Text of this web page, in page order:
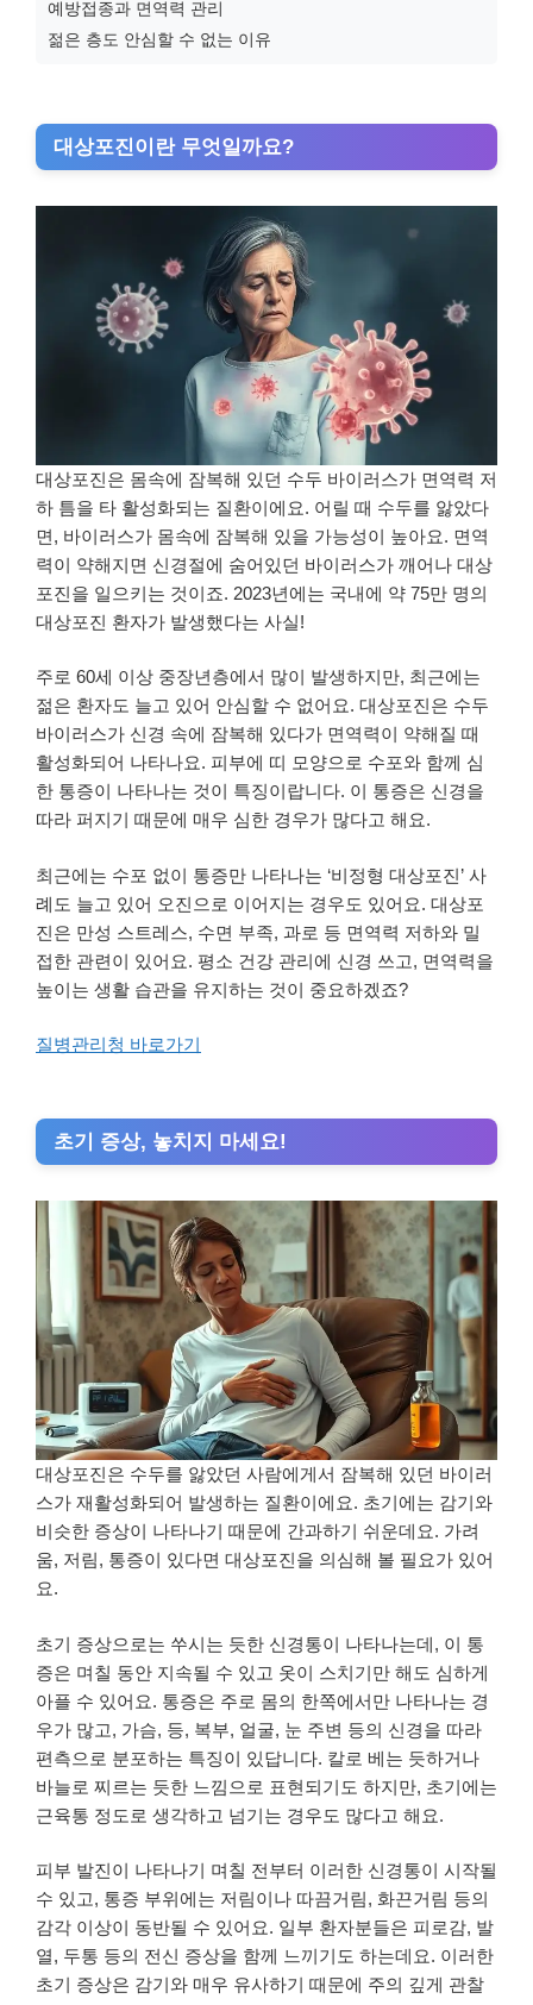
예방접종과 면역력 관리
젊은 층도 안심할 수 없는 이유
대상포진이란 무엇일까요?
대상포진은 몸속에 잠복해 있던 수두 바이러스가 면역력 저
하 틈을 타 활성화되는 질환이에요. 어릴 때 수두를 앓았다
면, 바이러스가 몸속에 잠복해 있을 가능성이 높아요. 면역
력이 약해지면 신경절에 숨어있던 바이러스가 깨어나 대상
포진을 일으키는 것이죠. 2023년에는 국내에 약 75만 명의
대상포진 환자가 발생했다는 사실!
주로 60세 이상 중장년층에서 많이 발생하지만, 최근에는
젊은 환자도 늘고 있어 안심할 수 없어요. 대상포진은 수두
바이러스가 신경 속에 잠복해 있다가 면역력이 약해질 때
활성화되어 나타나요. 피부에 띠 모양으로 수포와 함께 심
한 통증이 나타나는 것이 특징이랍니다. 이 통증은 신경을
따라 퍼지기 때문에 매우 심한 경우가 많다고 해요.
최근에는 수포 없이 통증만 나타나는 ‘비정형 대상포진’ 사
례도 늘고 있어 오진으로 이어지는 경우도 있어요. 대상포
진은 만성 스트레스, 수면 부족, 과로 등 면역력 저하와 밀
접한 관련이 있어요. 평소 건강 관리에 신경 쓰고, 면역력을
높이는 생활 습관을 유지하는 것이 중요하겠죠?
질병관리청 바로가기
초기 증상, 놓치지 마세요!
대상포진은 수두를 앓았던 사람에게서 잠복해 있던 바이러
스가 재활성화되어 발생하는 질환이에요. 초기에는 감기와
비슷한 증상이 나타나기 때문에 간과하기 쉬운데요. 가려
움, 저림, 통증이 있다면 대상포진을 의심해 볼 필요가 있어
요.
초기 증상으로는 쑤시는 듯한 신경통이 나타나는데, 이 통
증은 며칠 동안 지속될 수 있고 옷이 스치기만 해도 심하게
아플 수 있어요. 통증은 주로 몸의 한쪽에서만 나타나는 경
우가 많고, 가슴, 등, 복부, 얼굴, 눈 주변 등의 신경을 따라
편측으로 분포하는 특징이 있답니다. 칼로 베는 듯하거나
바늘로 찌르는 듯한 느낌으로 표현되기도 하지만, 초기에는
근육통 정도로 생각하고 넘기는 경우도 많다고 해요.
피부 발진이 나타나기 며칠 전부터 이러한 신경통이 시작될
수 있고, 통증 부위에는 저림이나 따끔거림, 화끈거림 등의
감각 이상이 동반될 수 있어요. 일부 환자분들은 피로감, 발
열, 두통 등의 전신 증상을 함께 느끼기도 하는데요. 이러한
초기 증상은 감기와 매우 유사하기 때문에 주의 깊게 관찰